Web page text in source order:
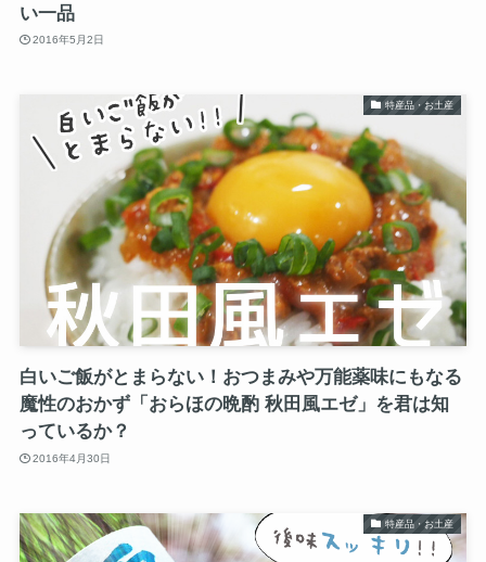
い一品
2016年5月2日
特産品・お土産
白いご飯がとまらない！おつまみや万能薬味にもなる
魔性のおかず「おらほの晩酌 秋田風エゼ」を君は知
っているか？
2016年4月30日
特産品・お土産